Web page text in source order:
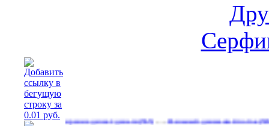
Расширение делает деньги(565)…Реальный денежный поток(593)…